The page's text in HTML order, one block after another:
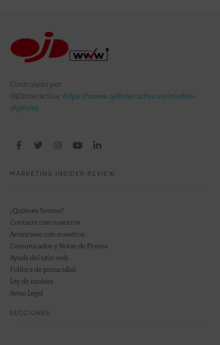
Controlado por
OJDinteractiva: https://www.ojdinteractiva.es/medios-
digitales
MARKETING INSIDER REVIEW
¿Quiénes Somos?
Contacte con nosotros
Anúnciese con nosotros
Comunicados y Notas de Prensa
Ayuda del sitio web
Política de privacidad
Ley de cookies
Aviso Legal
SECCIONES